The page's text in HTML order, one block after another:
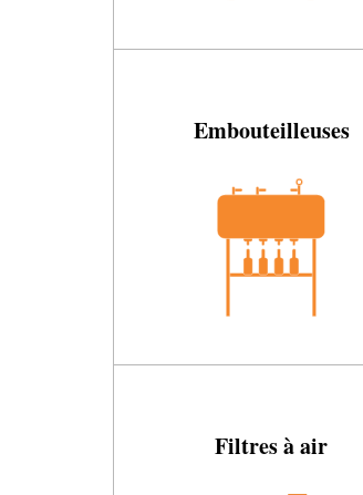
Embouteilleuses
Filtres à air